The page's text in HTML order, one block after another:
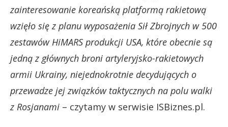
zainteresowanie koreańską platformą rakietową
wzięło się z planu wyposażenia Sił Zbrojnych w 500
zestawów HiMARS produkcji USA, które obecnie są
jedną z głównych broni artyleryjsko-rakietowych
armii Ukrainy, niejednokrotnie decydujących o
przewadze jej związków taktycznych na polu walki
z Rosjanami – czytamy w serwisie ISBiznes.pl.